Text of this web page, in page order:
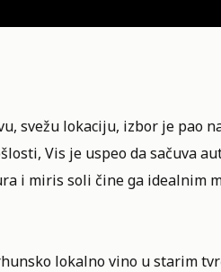
svežu lokaciju, izbor je pao
Vis je uspeo da sačuva
i miris soli čine ga idealnim
lokalno vino u starim